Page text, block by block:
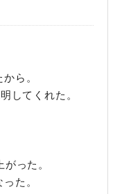
ら。
してくれた。
った。
た。